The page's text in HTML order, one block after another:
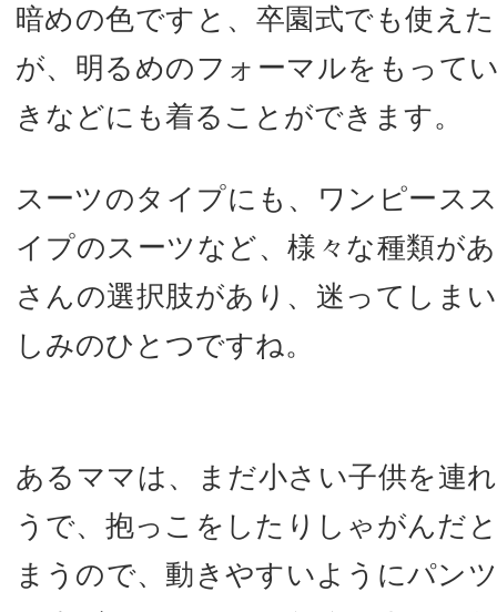
暗めの色ですと、卒園式でも使え
が、明るめのフォーマルをもって
きなどにも着ることができます。
スーツのタイプにも、ワンピース
イプのスーツなど、様々な種類が
さんの選択肢があり、迷ってしま
しみのひとつですね。
あるママは、まだ小さい子供を連
うで、抱っこをしたりしゃがんだ
まうので、動きやすいようにパン